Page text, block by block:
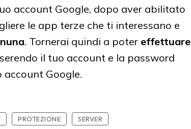
account Google, dopo aver abilitato
le app terze che ti interessano e
. Tornerai quindi a poter effettuare
il tuo account e la password
Google.
PROTEZIONE SERVER